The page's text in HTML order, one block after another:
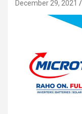
December 29, 2021